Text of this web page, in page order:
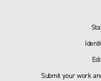
Submit your work